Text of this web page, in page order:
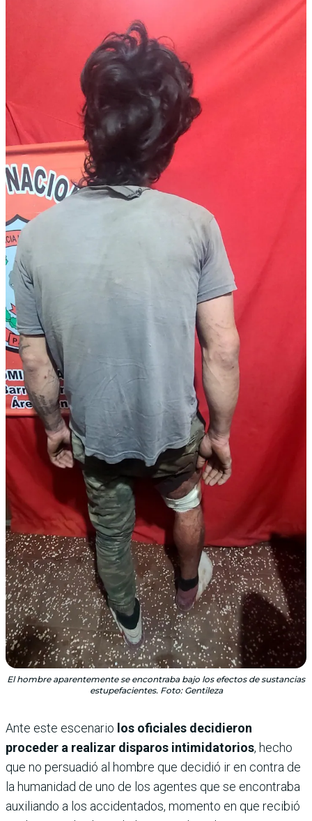
El hombre aparentemente se encontraba bajo los efectos de sustancias
estupefacientes. Foto: Gentileza
Ante este escenario los oficiales decidieron
proceder a realizar disparos intimidatorios, hecho
que no persuadió al hombre que decidió ir en contra de
la humanidad de uno de los agentes que se encontraba
auxiliando a los accidentados, momento en que recibió